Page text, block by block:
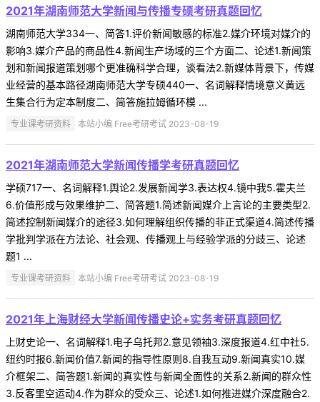
2021年湖南师范大学新闻与传播专硕考研真题回忆
湖南师范大学334一、简答1.评价新闻敏感的标准2.媒介环境对媒介的
影响3.媒介产品的商品性4.新闻生产场域的三个方面二、论述1.新闻策
划和新闻报道策划哪个更准确科学合理，谈看法2.新媒体背景下，传媒
业经营的基本路径湖南师范大学专硕440一、名词解释情境意义黄远
生集合行为定本制度二、简答施拉姆循环模 ...
专业课考研资料 本站小编 Free考研考试 2023-08-19
2021年湖南师范大学新闻传播学考研真题回忆
学硕717一、名词解释1.舆论2.发展新闻学3.表达权4.镜中我5.霍夫兰
6.价值形成与效果维护二、简答题1.简述新闻媒介上言论的主要类型2.
简述控制新闻媒介的途径3.如何理解组织传播的非正式渠道4.简述传播
学批判学派在方法论、社会观、传播观上与经验学派的分歧三、论述
题1 ...
专业课考研资料 本站小编 Free考研考试 2023-08-19
2021年上海财经大学新闻传播史论+实务考研真题回忆
上财史论一、名词解释1.电子乌托邦2.意见领袖3.深度报道4.红中社5.
纽约时报6.新闻价值7.新闻的指导性原则8.自我互动9.新闻真实10.媒
介框架二、简答题1.新闻的真实性与新闻全面性的关系2.新闻的群众性
3.反客里空运动4.作为群众的受众三、论述1.如何推进媒介深度融合2.